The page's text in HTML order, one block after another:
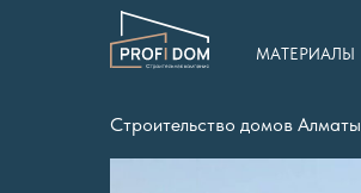
МАТЕРИАЛЫ
Строительство домов Алматы